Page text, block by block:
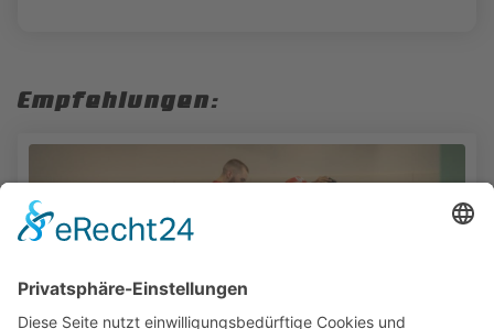
Empfehlungen: